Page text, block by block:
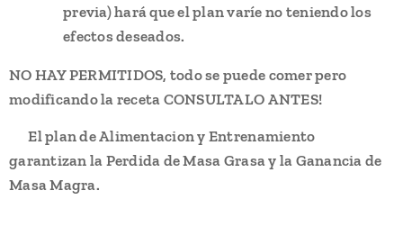
previa) hará que el plan varíe no teniendo los
efectos deseados.
NO HAY PERMITIDOS, todo se puede comer pero
modificando la receta CONSULTALO ANTES!
👉🏻El plan de Alimentacion y Entrenamiento
garantizan la Perdida de Masa Grasa y la Ganancia de
Masa Magra.